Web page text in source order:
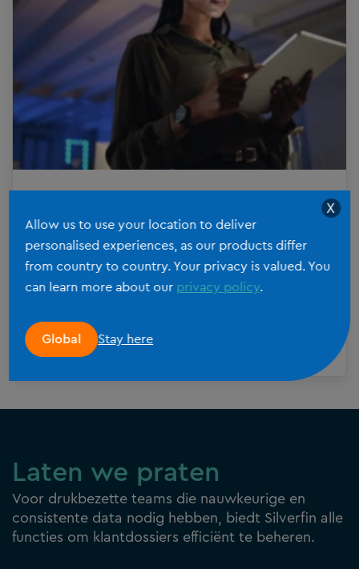
voor de volgende drie jaar?
De accountancysector staat voor een
fundamentele transformatie.
stroomversnelling zitten. Kunstmatige
intelligentie herschrijft de spelregels en
klanten verwachten meer dan enkel
we terug in elk van de 18 landen waar
Silverfin vandaag aanwezig is.
Accountantskantoren die advieswerk
kunnen combineren met compliance,
LEES MEER
Laten we praten
Voor drukbezette teams die nauwkeurige en
consistente data nodig hebben, biedt Silverfin alle
functies om klantdossiers efficiënt te beheren.
X
Allow us to use your location to deliver
personalised experiences, as our products differ
from country to country. Your privacy is valued. You
can learn more about ourprivacy policy.
Global Stay here